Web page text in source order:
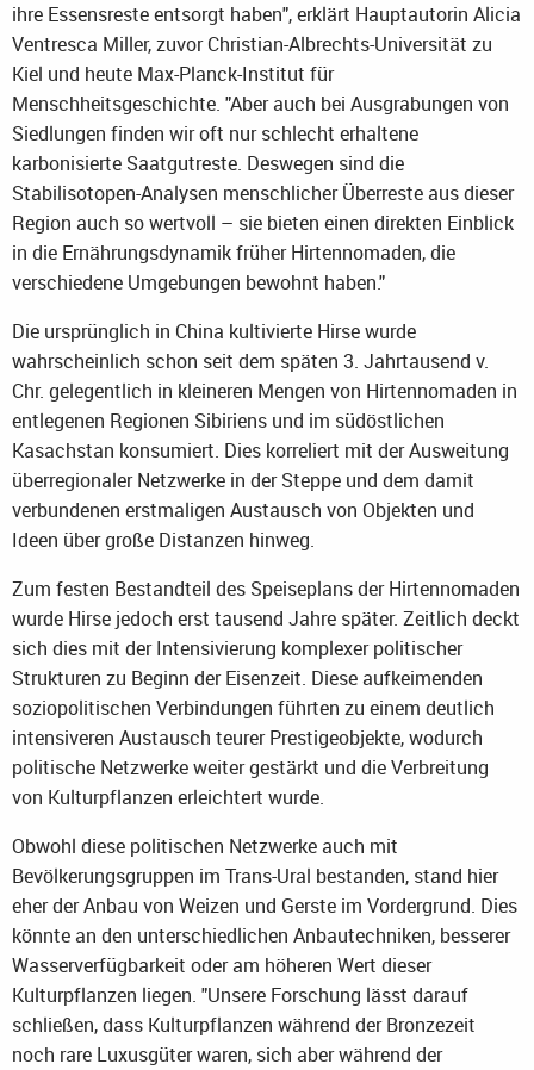
ihre Essensreste entsorgt haben", erklärt Hauptautorin Alicia
Ventresca Miller, zuvor Christian-Albrechts-Universität zu
Kiel und heute Max-Planck-Institut für
Menschheitsgeschichte. "Aber auch bei Ausgrabungen von
Siedlungen finden wir oft nur schlecht erhaltene
karbonisierte Saatgutreste. Deswegen sind die
Stabilisotopen-Analysen menschlicher Überreste aus dieser
Region auch so wertvoll – sie bieten einen direkten Einblick
in die Ernährungsdynamik früher Hirtennomaden, die
verschiedene Umgebungen bewohnt haben."
Die ursprünglich in China kultivierte Hirse wurde
wahrscheinlich schon seit dem späten 3. Jahrtausend v.
Chr. gelegentlich in kleineren Mengen von Hirtennomaden in
entlegenen Regionen Sibiriens und im südöstlichen
Kasachstan konsumiert. Dies korreliert mit der Ausweitung
überregionaler Netzwerke in der Steppe und dem damit
verbundenen erstmaligen Austausch von Objekten und
Ideen über große Distanzen hinweg.
Zum festen Bestandteil des Speiseplans der Hirtennomaden
wurde Hirse jedoch erst tausend Jahre später. Zeitlich deckt
sich dies mit der Intensivierung komplexer politischer
Strukturen zu Beginn der Eisenzeit. Diese aufkeimenden
soziopolitischen Verbindungen führten zu einem deutlich
intensiveren Austausch teurer Prestigeobjekte, wodurch
politische Netzwerke weiter gestärkt und die Verbreitung
von Kulturpflanzen erleichtert wurde.
Obwohl diese politischen Netzwerke auch mit
Bevölkerungsgruppen im Trans-Ural bestanden, stand hier
eher der Anbau von Weizen und Gerste im Vordergrund. Dies
könnte an den unterschiedlichen Anbautechniken, besserer
Wasserverfügbarkeit oder am höheren Wert dieser
Kulturpflanzen liegen. "Unsere Forschung lässt darauf
schließen, dass Kulturpflanzen während der Bronzezeit
noch rare Luxusgüter waren, sich aber während der